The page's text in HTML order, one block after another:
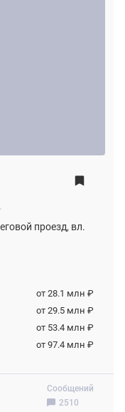
Сообщений
2510
проезд, вл.
от 28.1 млн ₽
от 29.5 млн ₽
от 53.4 млн ₽
от 97.4 млн ₽